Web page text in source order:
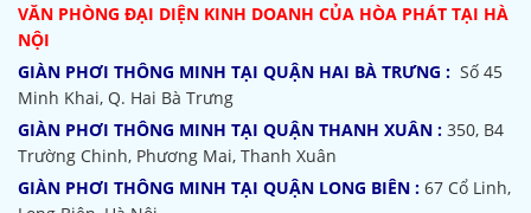
VĂN PHÒNG ĐẠI DIỆN KINH DOANH CỦA HÒA PHÁT TẠI HÀ
NỘI
GIÀN PHƠI THÔNG MINH TẠI QUẬN HAI BÀ TRƯNG : Số 45
Minh Khai, Q. Hai Bà Trưng
GIÀN PHƠI THÔNG MINH TẠI QUẬN THANH XUÂN : 350, B4
Trường Chinh, Phương Mai, Thanh Xuân
GIÀN PHƠI THÔNG MINH TẠI QUẬN LONG BIÊN : 67 Cổ Linh,